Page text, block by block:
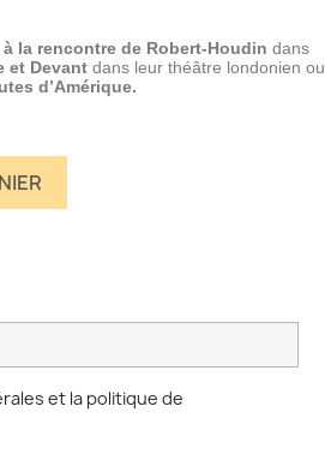
la rencontre de Robert-Houdin dans
et Devant dans leur théâtre londonien ou
d’Amérique.
et la politique de